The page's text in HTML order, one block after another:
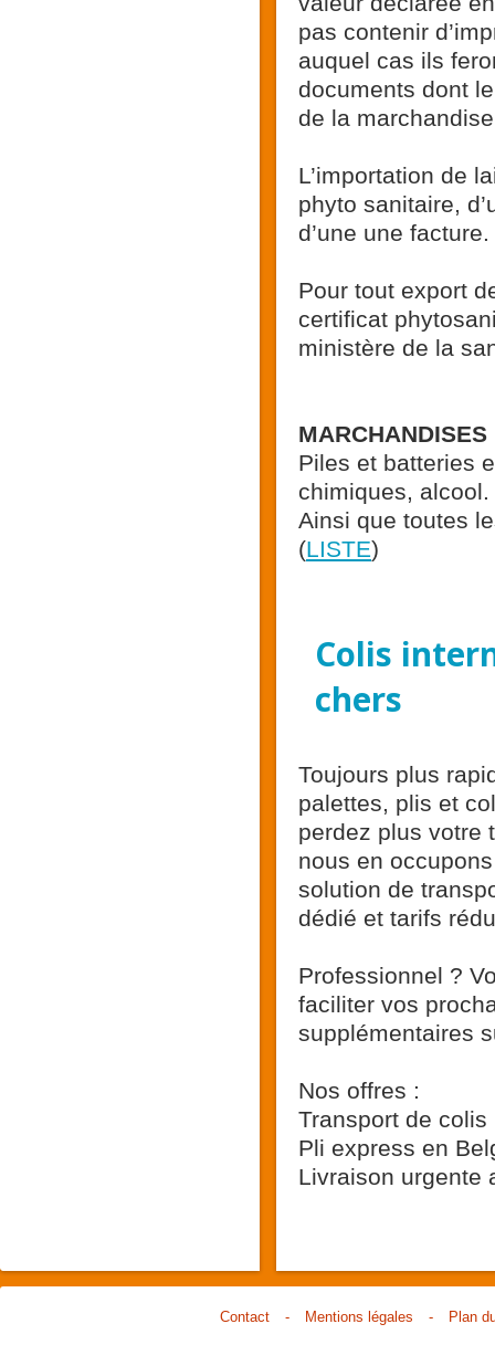
pas contenir
auquel cas ils
documents dont
de la
L’importation de
phyto sanitaire,
d’une une facture.
Pour tout export
certificat
ministère de la
Piles et batteries
chimiques, alcool.
Ainsi que toutes
(LISTE)
Colis
chers
Toujours plus
palettes, plis et
perdez plus votre
nous en
solution de
dédié et tarifs
Professionnel ?
faciliter vos
supplémentaires
Nos offres :
Transport de
Pli express en
Livraison urgente
Contact - Mentions légales - Plan